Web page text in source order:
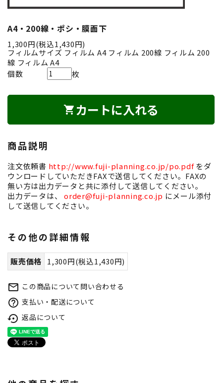
A4・200線・ポシ・膜面下
1,300円(税込1,430円)
フィルムサイズ フィルム A4 フィルム 200線 フィルム 200
線 フィルム A4
個数
枚
shopping_cart カートに入れる
商品説明
注文依頼書 http://www.fuji-planning.co.jp/po.pdfをダ
ウンロードしていただきFAXで送信してください。FAXの
無い方は出力データと共に添付して送信してください。
出力データは、
order@fuji-planning.co.jp にメール添付
して送信してください。
その他の詳細情報
販売価格 1,300円(税込1,430円)
mail_outline この商品について問い合わせる
help_outline 支払い・配送について
settings_backup_restore 返品について